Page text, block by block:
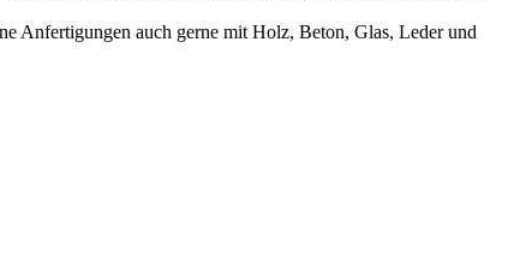
Anfertigungen auch gerne mit Holz, Beton, Glas, Leder und